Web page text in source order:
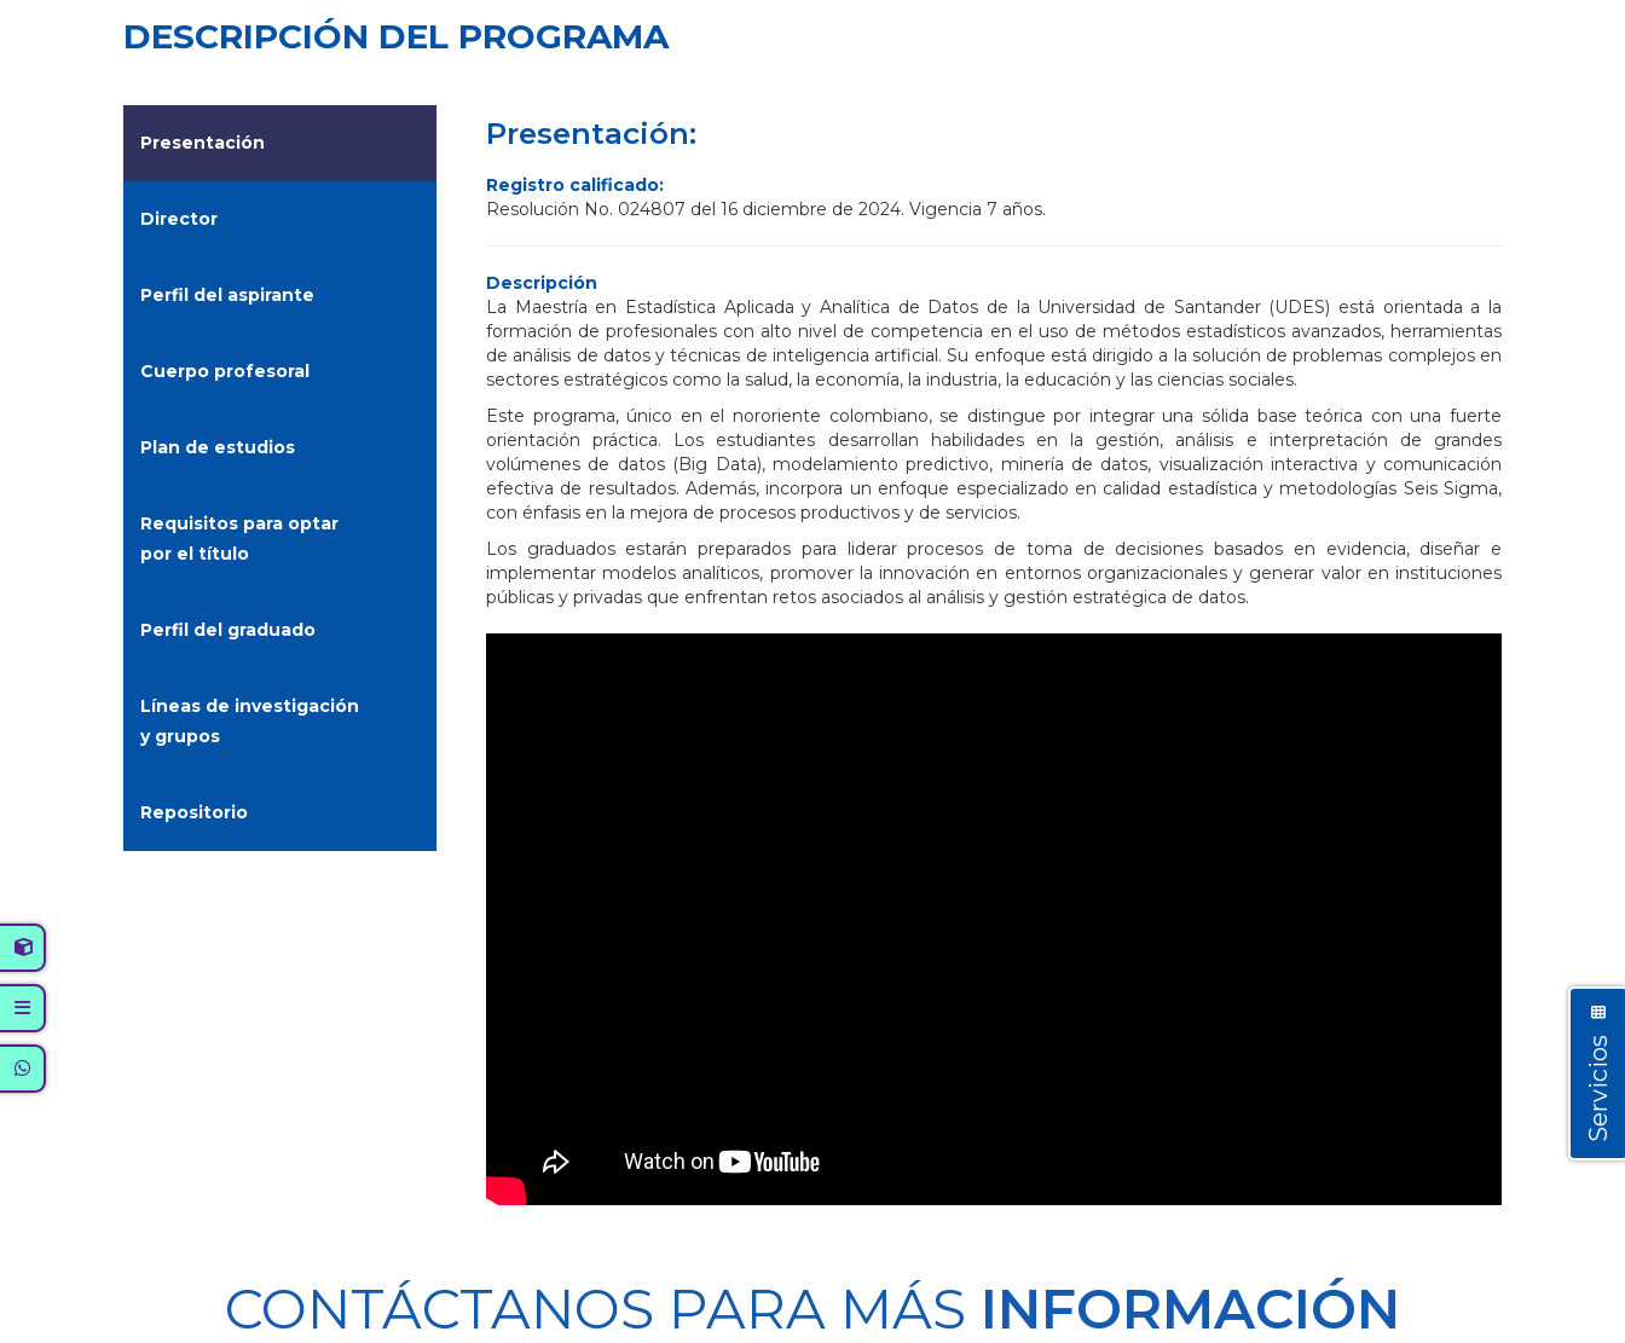
DESCRIPCIÓN DEL PROGRAMA
Presentación
Director
Perfil del aspirante
Cuerpo profesoral
Plan de estudios
Requisitos para optar
por el título
Perfil del graduado
Líneas de investigación
y grupos
Repositorio
Presentación:
Registro calificado:
Resolución No. 024807 del 16 diciembre de 2024. Vigencia 7 años.
Descripción
La Maestría en Estadística Aplicada y Analítica de Datos de la Universidad de Santander (UDES) está orientada a la
formación de profesionales con alto nivel de competencia en el uso de métodos estadísticos avanzados, herramientas
de análisis de datos y técnicas de inteligencia artificial. Su enfoque está dirigido a la solución de problemas complejos en
sectores estratégicos como la salud, la economía, la industria, la educación y las ciencias sociales.
Este programa, único en el nororiente colombiano, se distingue por integrar una sólida base teórica con una fuerte
orientación práctica. Los estudiantes desarrollan habilidades en la gestión, análisis e interpretación de grandes
volúmenes de datos (Big Data), modelamiento predictivo, minería de datos, visualización interactiva y comunicación
efectiva de resultados. Además, incorpora un enfoque especializado en calidad estadística y metodologías Seis Sigma,
con énfasis en la mejora de procesos productivos y de servicios.
Los graduados estarán preparados para liderar procesos de toma de decisiones basados en evidencia, diseñar e
implementar modelos analíticos, promover la innovación en entornos organizacionales y generar valor en instituciones
públicas y privadas que enfrentan retos asociados al análisis y gestión estratégica de datos.
CONTÁCTANOS PARA MÁS INFORMACIÓN
Servicios